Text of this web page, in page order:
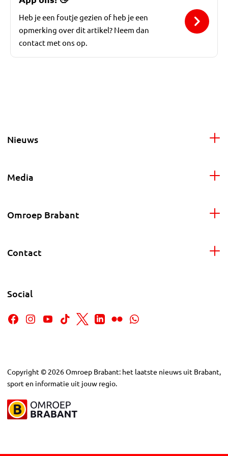
Heb je een foutje gezien of heb je een
opmerking over dit artikel? Neem dan
contact met ons op.
Nieuws
Media
Omroep Brabant
Contact
Social
Copyright © 2026Omroep Brabant: het laatste nieuws uit Brabant,
sport en informatie uit jouw regio.